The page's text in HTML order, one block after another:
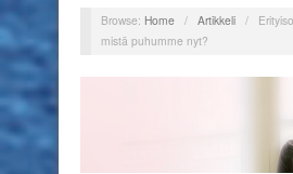
Browse: Home / Artikkeli /
mistä puhumme nyt?